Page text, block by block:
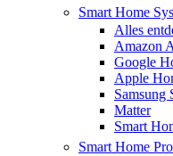
Smart Home
Alles
Amazon
Google
Apple
Samsung
Matter
Smart
Smart Home